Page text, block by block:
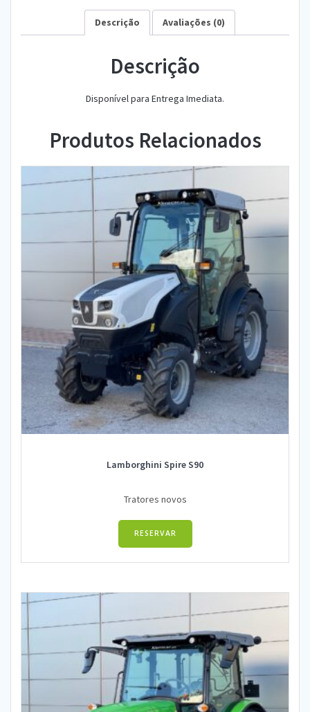
Descrição Avaliações (0)
Descrição
Disponível para Entrega Imediata.
Produtos Relacionados
Lamborghini Spire S90
Tratores novos
RESERVAR